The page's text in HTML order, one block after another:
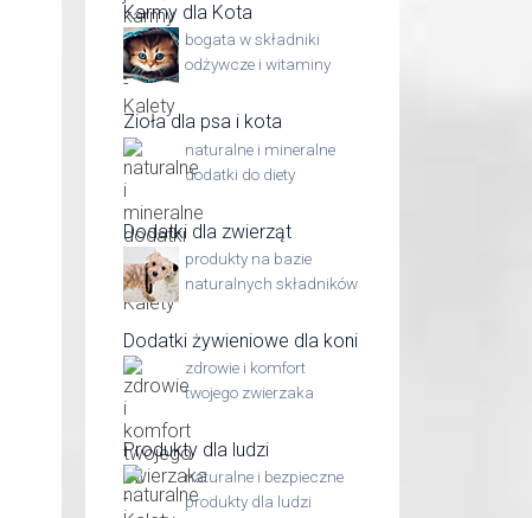
Karmy dla Kota
bogata w składniki
odżywcze i witaminy
Zioła dla psa i kota
naturalne i mineralne
dodatki do diety
Dodatki dla zwierząt
produkty na bazie
naturalnych składników
Dodatki żywieniowe dla koni
zdrowie i komfort
twojego zwierzaka
Produkty dla ludzi
naturalne i bezpieczne
produkty dla ludzi